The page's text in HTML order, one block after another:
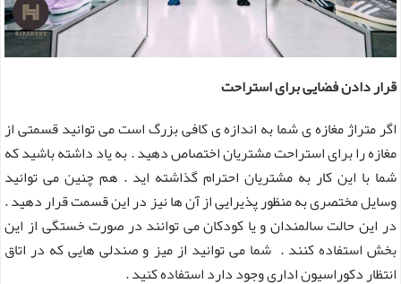
قرار دادن فضایی برای استراحت
اگر متراژ مغازه ی شما به اندازه ی کافی بزرگ است می توانید قسمتی از
مغازه را برای استراحت مشتریان اختصاص دهید . به یاد داشته باشید که
شما با این کار به مشتریان احترام گذاشته اید . هم چنین می توانید
وسایل مختصری به منظور پذیرایی از آن ها نیز در این قسمت قرار دهید .
در این حالت سالمندان و یا کودکان می توانند در صورت خستگی از این
بخش استفاده کنند . شما می توانید از میز و صندلی هایی که در اتاق
انتظار دکوراسیون اداری وجود دارد استفاده کنید .